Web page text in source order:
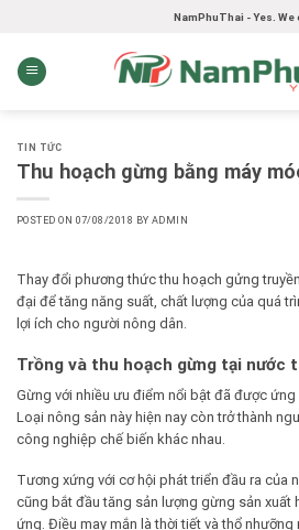
content
NamPhuThai - Yes. We
TIN TỨC
Thu hoạch gừng bằng máy
POSTED ON 07/08/2018 BY ADMIN
Thay đổi phương thứcthu hoạch gửng
đại để tăng năng suất, chất lượng của quá
lợi ích cho người nông dân.
Trồng và thu hoạch gừng tại nước
Gừng với nhiều ưu điểm nổi bật đã được ứng
Loại nông sản này hiện nay còn trở thành
công nghiệp chế biến khác nhau.
Tương xứng với cơ hội phát triển đầu ra của
cũng bắt đầu tăng sản lượng gừng sản xuất
ứng. Điều may mắn là thời tiết và thổ